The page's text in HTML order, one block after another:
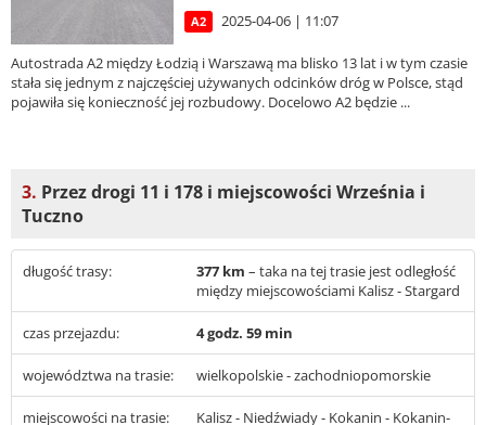
A2 2025-04-06 | 11:07
Autostrada A2 między Łodzią i Warszawą ma blisko 13 lat i w tym czasie
stała się jednym z najczęściej używanych odcinków dróg w Polsce, stąd
pojawiła się konieczność jej rozbudowy. Docelowo A2 będzie ...
3. Przez drogi 11 i 178 i miejscowości Września i
Tuczno
długość trasy: 377 km – taka na tej trasie jest odległość
między miejscowościami Kalisz - Stargard
czas przejazdu: 4 godz. 59 min
województwa na trasie: wielkopolskie - zachodniopomorskie
miejscowości na trasie:
Kalisz - Niedźwiady - Kokanin - Kokanin-